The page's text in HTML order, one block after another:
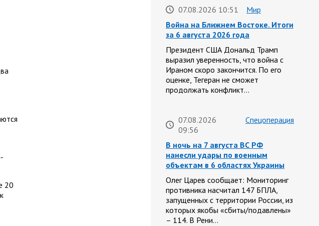
20
07.08.2026 10:51
Мир
Война на Ближнем Востоке. Итоги
за 6 августа 2026 года
Президент США Дональд Трамп
выразил уверенность, что война с
Ираном скоро закончится. По его
оценке, Тегеран не сможет
продолжать конфликт…
07.08.2026
09:56
Спецоперация
В ночь на 7 августа ВС РФ
нанесли удары по военным
объектам в 6 областях Украины
Олег Царев сообщает: Мониторинг
противника насчитал 147 БПЛА,
запущенных с территории России, из
которых якобы «сбиты/подавлены»
– 114. В Рени…